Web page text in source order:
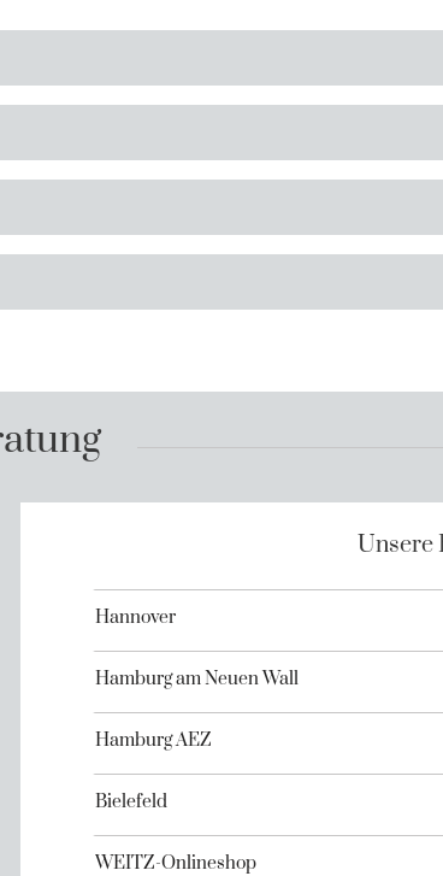
Unsere
Hannover
Hamburg am Neuen Wall
Hamburg AEZ
Bielefeld
WEITZ-Onlineshop